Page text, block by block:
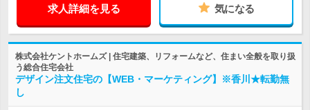
求人詳細を見る 気になる
株式会社ケントホームズ | 住宅建築、リフォームなど、住まい全般を取り扱
う総合住宅会社
デザイン注文住宅の【WEB・マーケティング】※香川★転勤無
し